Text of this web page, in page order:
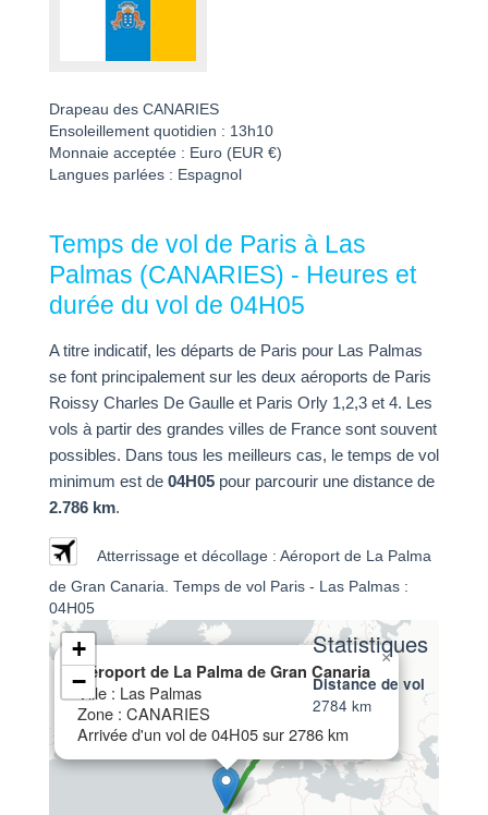
Drapeau des CANARIES
Ensoleillement quotidien : 13h10
Monnaie acceptée : Euro (EUR €)
Langues parlées : Espagnol
Temps de vol de Paris à Las
Palmas (CANARIES) - Heures et
durée du vol de 04H05
A titre indicatif, les départs de Paris pour Las Palmas
se font principalement sur les deux aéroports de Paris
Roissy Charles De Gaulle et Paris Orly 1,2,3 et 4. Les
vols à partir des grandes villes de France sont souvent
possibles. Dans tous les meilleurs cas, le temps de vol
minimum est de 04H05 pour parcourir une distance de
2.786 km.
Atterrissage et décollage : Aéroport de La Palma
de Gran Canaria. Temps de vol Paris - Las Palmas :
04H05
Aéroport de La Palma de Gran Canaria
Ville : Las Palmas
Zone : CANARIES
Arrivée d'un vol de 04H05 sur 2786 km
×
+
−
Statistiques
Distance de vol
2784 km